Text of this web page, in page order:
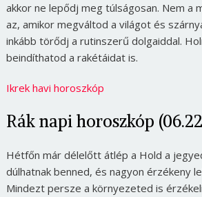
akkor ne lepődj meg túlságosan. Nem a
az, amikor megváltod a világot és
inkább törődj a rutinszerű dolgaiddal.
beindíthatod a rakétáidat is.
Ikrek havi horoszkóp
Rák napi horoszkóp
Hétfőn már délelőtt átlép a Hold a
dúlhatnak benned, és nagyon érzékeny
Mindezt persze a környezeted is